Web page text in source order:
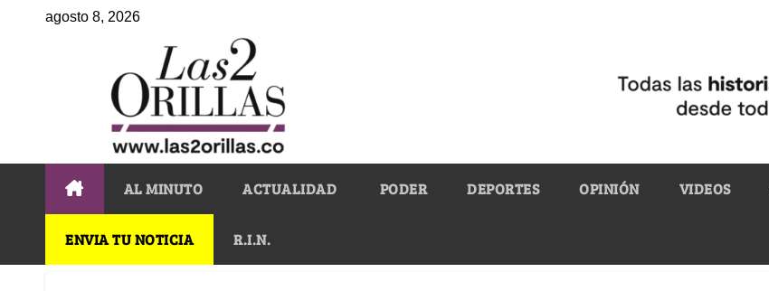
agosto 8, 2026
AL MINUTO ACTUALIDAD PODER DEPORTES OPINIÓN VIDEOS
ENVIA TU NOTICIA R.I.N.